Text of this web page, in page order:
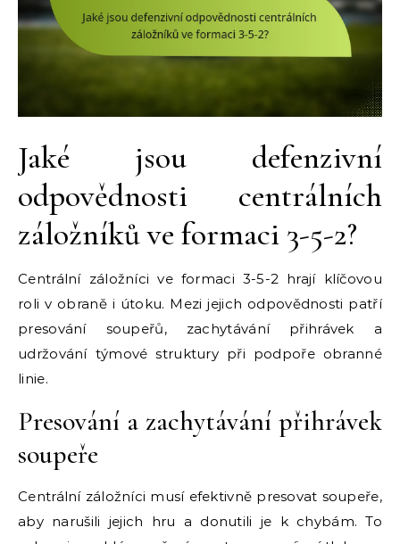
Jaké jsou defenzivní
odpovědnosti centrálních
záložníků ve formaci 3-5-2?
Centrální záložníci ve formaci 3-5-2 hrají klíčovou
roli v obraně i útoku. Mezi jejich odpovědnosti patří
presování soupeřů, zachytávání přihrávek a
udržování týmové struktury při podpoře obranné
linie.
Presování a zachytávání přihrávek
soupeře
Centrální záložníci musí efektivně presovat soupeře,
aby narušili jejich hru a donutili je k chybám. To